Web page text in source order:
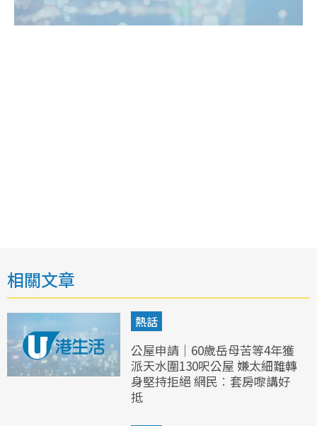
相關文章
熱話
公屋申請｜60歲岳母苦等4年獲
派天水圍130呎公屋 嫌太細難轉
身堅持拒絕 網民︰套房嚟講好
抵